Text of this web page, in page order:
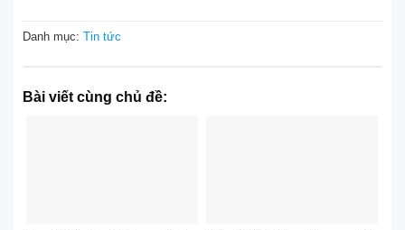
Danh mục: Tin tức
Bài viết cùng chủ đề: